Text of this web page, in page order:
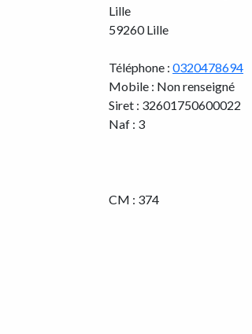
Lille
59260 Lille
Téléphone : 0320478694
Mobile : Non renseigné
Siret : 32601750600022
Naf : 3
CM : 374